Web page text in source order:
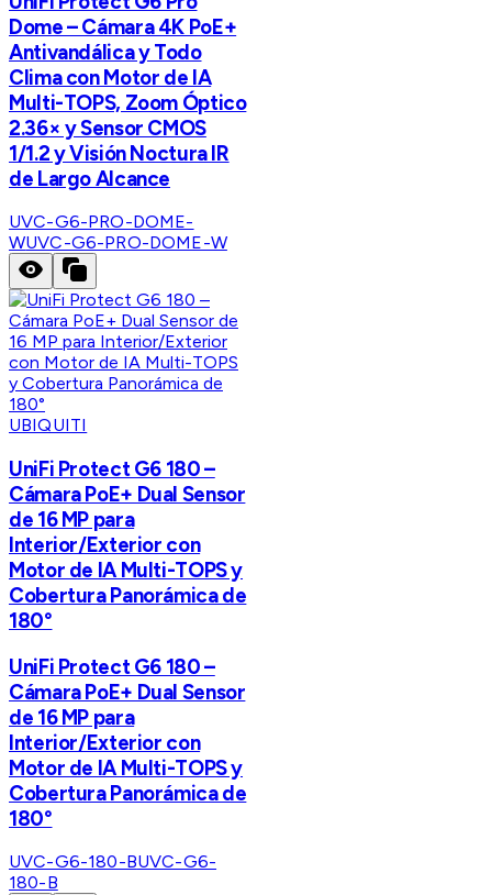
Dome – Cámara 4K PoE+
Antivandálica y Todo
Clima con Motor de IA
Multi-TOPS, Zoom Óptico
2.36× y Sensor CMOS
1/1.2 y Visión Noctura IR
de Largo Alcance
UVC-G6-PRO-DOME-
WUVC-G6-PRO-DOME-W
UBIQUITI
UniFi Protect G6 180 –
Cámara PoE+ Dual Sensor
de 16 MP para
Interior/Exterior con
Motor de IA Multi-TOPS y
Cobertura Panorámica de
180°
UniFi Protect G6 180 –
Cámara PoE+ Dual Sensor
de 16 MP para
Interior/Exterior con
Motor de IA Multi-TOPS y
Cobertura Panorámica de
180°
UVC-G6-180-BUVC-G6-
180-B